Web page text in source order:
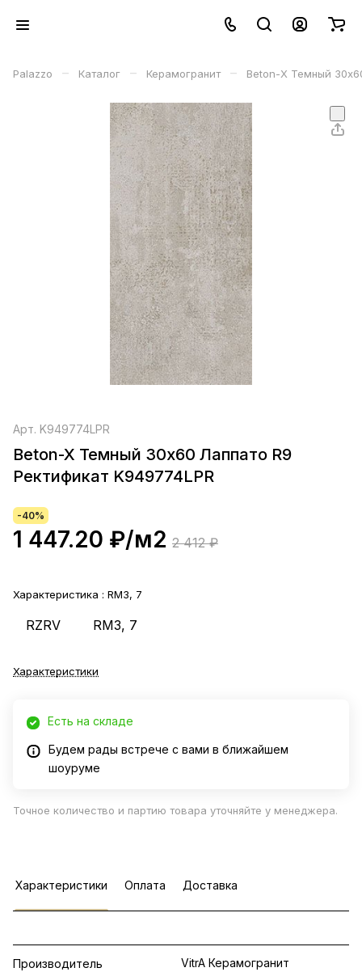
Palazzo – Каталог – Керамогранит – Beton-X Темный
Арт. K949774LPR
Beton-X Темный 30х60 Лаппато R9
Ректификат K949774LPR
-40%
1 447.20 ₽/м2 2 412 ₽
Характеристика : RM3, 7
RZRV RM3, 7
Характеристики
Есть на складе
Будем рады встрече с вами в ближайшем
шоуруме
Точное количество и партию товара уточняйте у менеджера.
Характеристики Оплата Доставка
Производитель VitrA Керамогранит